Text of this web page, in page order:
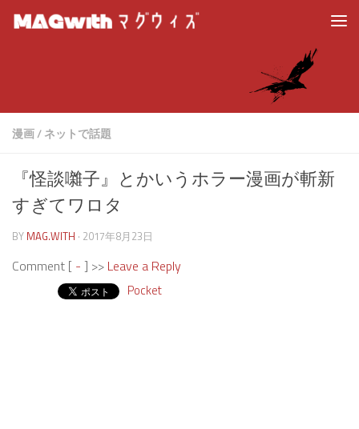
漫画/ネットで話題
『怪談囃子』とかいうホラー漫画が斬新
すぎてワロタ
BY MAG.WITH · 2017年8月23日
Comment [ - ] >> Leave a Reply
Pocket